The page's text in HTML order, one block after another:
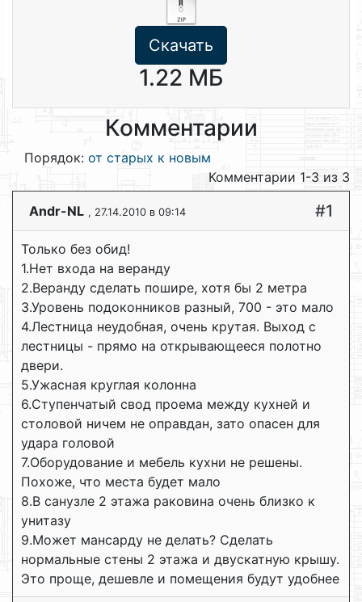
Скачать
1.22 МБ
Комментарии
Порядок: от старых к новым
Комментарии 1-3 из 3
Andr-NL , 27.14.2010 в 09:14 #1
Только без обид!
1.Нет входа на веранду
2.Веранду сделать пошире, хотя бы 2 метра
3.Уровень подоконников разный, 700 - это мало
4.Лестница неудобная, очень крутая. Выход с
лестницы - прямо на открывающееся полотно
двери.
5.Ужасная круглая колонна
6.Ступенчатый свод проема между кухней и
столовой ничем не оправдан, зато опасен для
удара головой
7.Оборудование и мебель кухни не решены.
Похоже, что места будет мало
8.В санузле 2 этажа раковина очень близко к
унитазу
9.Может мансарду не делать? Сделать
нормальные стены 2 этажа и двускатную крышу.
Это проще, дешевле и помещения будут удобнее